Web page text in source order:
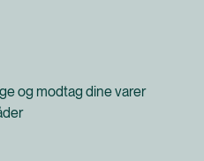
og modtag dine varer